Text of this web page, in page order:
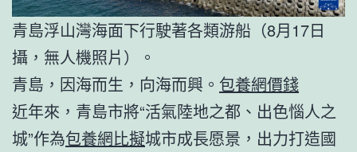
青島浮山灣海面下行駛著各類游船（8月17日
攝，無人機照片）。
青島，因海而生，向海而興。 包養網價錢
近年來，青島市將“活氣陸地之都、出色惱人之
城”作為包養網比擬城市成長愿景，出力打造國